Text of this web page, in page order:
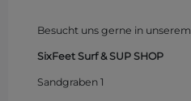
Besucht uns gerne in
SixFeet Surf & SUP SHOP
Sandgraben 1